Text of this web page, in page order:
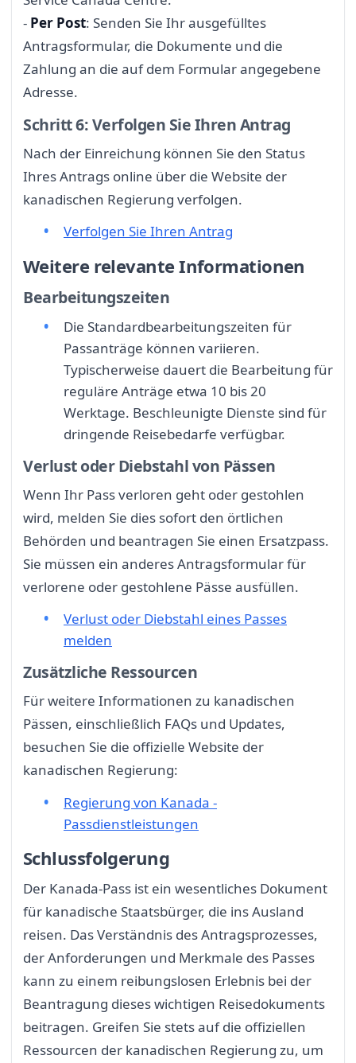
- Per Post: Senden Sie Ihr ausgefülltes
Antragsformular, die Dokumente und die
Zahlung an die auf dem Formular angegebene
Adresse.
Schritt 6: Verfolgen Sie Ihren Antrag
Nach der Einreichung können Sie den Status
Ihres Antrags online über die Website der
kanadischen Regierung verfolgen.
Verfolgen Sie Ihren Antrag
Weitere relevante Informationen
Bearbeitungszeiten
Die Standardbearbeitungszeiten für
Passanträge können variieren.
Typischerweise dauert die Bearbeitung für
reguläre Anträge etwa 10 bis 20
Werktage. Beschleunigte Dienste sind für
dringende Reisebedarfe verfügbar.
Verlust oder Diebstahl von Pässen
Wenn Ihr Pass verloren geht oder gestohlen
wird, melden Sie dies sofort den örtlichen
Behörden und beantragen Sie einen Ersatzpass.
Sie müssen ein anderes Antragsformular für
verlorene oder gestohlene Pässe ausfüllen.
Verlust oder Diebstahl eines Passes
melden
Zusätzliche Ressourcen
Für weitere Informationen zu kanadischen
Pässen, einschließlich FAQs und Updates,
besuchen Sie die offizielle Website der
kanadischen Regierung:
Regierung von Kanada -
Passdienstleistungen
Schlussfolgerung
Der Kanada-Pass ist ein wesentliches Dokument
für kanadische Staatsbürger, die ins Ausland
reisen. Das Verständnis des Antragsprozesses,
der Anforderungen und Merkmale des Passes
kann zu einem reibungslosen Erlebnis bei der
Beantragung dieses wichtigen Reisedokuments
beitragen. Greifen Sie stets auf die offiziellen
Ressourcen der kanadischen Regierung zu, um